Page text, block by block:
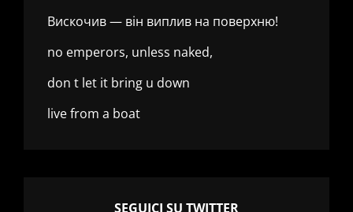
Вискочив — він виплив на поверхню!
no emperors, unless naked,
don t let it bring u down
live from a boat
SEGUICI SU TWITTER